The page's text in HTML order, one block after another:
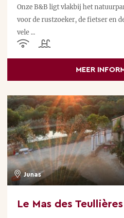
Onze B&B ligt vlakbij het
voor de rustzoeker, de fietser en
vele ...
MEER
Junas
Le Mas des Teullières